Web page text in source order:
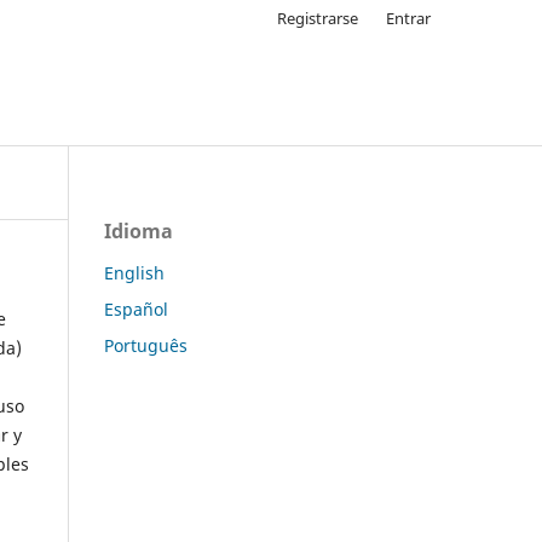
Registrarse Entrar
y
Idioma
English
Español
Português